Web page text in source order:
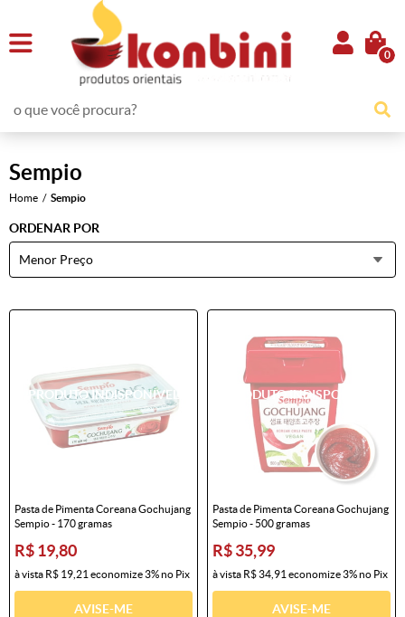
0
Sempio
Home Sempio
ORDENAR POR
Menor Preço
Pasta de Pimenta Coreana Gochujang
Sempio - 170 gramas
R$ 19,80
à vista R$ 19,21 economize3%no Pix
AVISE-ME
Pasta de Pimenta Coreana Gochujang
Sempio - 500 gramas
R$ 35,99
à vista R$ 34,91 economize3%no Pix
AVISE-ME